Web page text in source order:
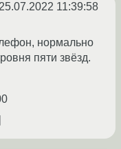
11:39:58
нормально
пяти звёзд.